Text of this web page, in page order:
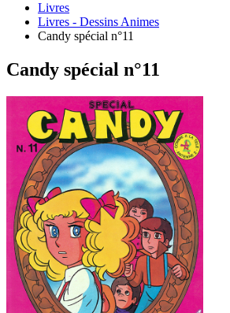
Livres
Livres - Dessins Animes
Candy spécial n°11
Candy spécial n°11